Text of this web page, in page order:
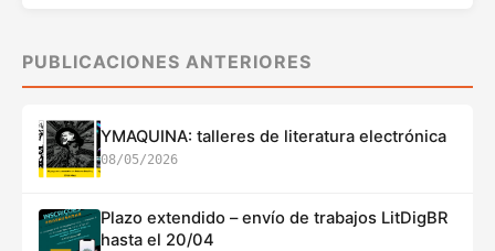
PUBLICACIONES ANTERIORES
YMAQUINA: talleres de literatura electrónica
08/05/2026
Plazo extendido – envío de trabajos LitDigBR
hasta el 20/04